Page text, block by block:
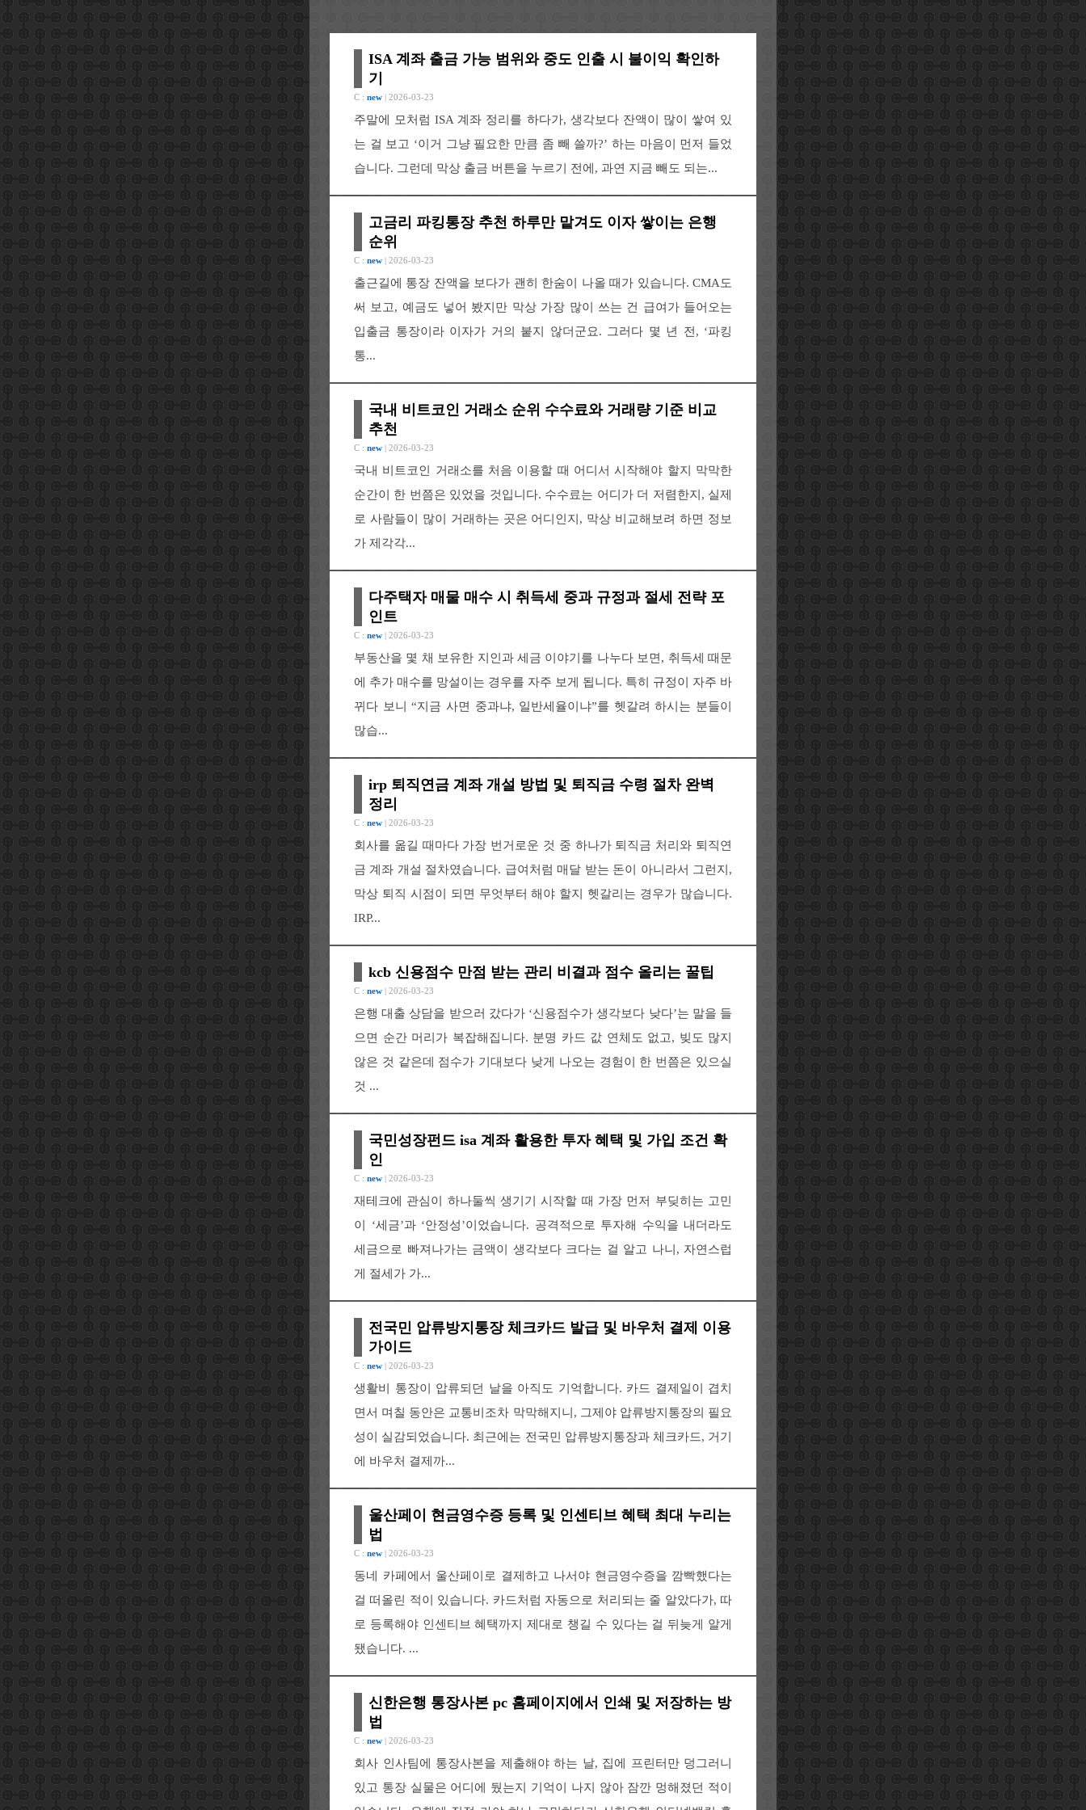
ISA 계좌 출금 가능 범위와 중도 인출 시 불이익 확인하
기
C : new | 2026-03-23
주말에 모처럼 ISA 계좌 정리를 하다가, 생각보다 잔액이 많이 쌓여 있
는 걸 보고 ‘이거 그냥 필요한 만큼 좀 빼 쓸까?’ 하는 마음이 먼저 들었
습니다. 그런데 막상 출금 버튼을 누르기 전에, 과연 지금 빼도 되는...
고금리 파킹통장 추천 하루만 맡겨도 이자 쌓이는 은행
순위
C : new | 2026-03-23
출근길에 통장 잔액을 보다가 괜히 한숨이 나올 때가 있습니다. CMA도
써 보고, 예금도 넣어 봤지만 막상 가장 많이 쓰는 건 급여가 들어오는
입출금 통장이라 이자가 거의 붙지 않더군요. 그러다 몇 년 전, ‘파킹
통...
국내 비트코인 거래소 순위 수수료와 거래량 기준 비교
추천
C : new | 2026-03-23
국내 비트코인 거래소를 처음 이용할 때 어디서 시작해야 할지 막막한
순간이 한 번쯤은 있었을 것입니다. 수수료는 어디가 더 저렴한지, 실제
로 사람들이 많이 거래하는 곳은 어디인지, 막상 비교해보려 하면 정보
가 제각각...
다주택자 매물 매수 시 취득세 중과 규정과 절세 전략 포
인트
C : new | 2026-03-23
부동산을 몇 채 보유한 지인과 세금 이야기를 나누다 보면, 취득세 때문
에 추가 매수를 망설이는 경우를 자주 보게 됩니다. 특히 규정이 자주 바
뀌다 보니 “지금 사면 중과냐, 일반세율이냐”를 헷갈려 하시는 분들이
많습...
irp 퇴직연금 계좌 개설 방법 및 퇴직금 수령 절차 완벽
정리
C : new | 2026-03-23
회사를 옮길 때마다 가장 번거로운 것 중 하나가 퇴직금 처리와 퇴직연
금 계좌 개설 절차였습니다. 급여처럼 매달 받는 돈이 아니라서 그런지,
막상 퇴직 시점이 되면 무엇부터 해야 할지 헷갈리는 경우가 많습니다.
IRP...
kcb 신용점수 만점 받는 관리 비결과 점수 올리는 꿀팁
C : new | 2026-03-23
은행 대출 상담을 받으러 갔다가 ‘신용점수가 생각보다 낮다’는 말을 들
으면 순간 머리가 복잡해집니다. 분명 카드 값 연체도 없고, 빚도 많지
않은 것 같은데 점수가 기대보다 낮게 나오는 경험이 한 번쯤은 있으실
것 ...
국민성장펀드 isa 계좌 활용한 투자 혜택 및 가입 조건 확
인
C : new | 2026-03-23
재테크에 관심이 하나둘씩 생기기 시작할 때 가장 먼저 부딪히는 고민
이 ‘세금’과 ‘안정성’이었습니다. 공격적으로 투자해 수익을 내더라도
세금으로 빠져나가는 금액이 생각보다 크다는 걸 알고 나니, 자연스럽
게 절세가 가...
전국민 압류방지통장 체크카드 발급 및 바우처 결제 이용
가이드
C : new | 2026-03-23
생활비 통장이 압류되던 날을 아직도 기억합니다. 카드 결제일이 겹치
면서 며칠 동안은 교통비조차 막막해지니, 그제야 압류방지통장의 필요
성이 실감되었습니다. 최근에는 전국민 압류방지통장과 체크카드, 거기
에 바우처 결제까...
울산페이 현금영수증 등록 및 인센티브 혜택 최대 누리는
법
C : new | 2026-03-23
동네 카페에서 울산페이로 결제하고 나서야 현금영수증을 깜빡했다는
걸 떠올린 적이 있습니다. 카드처럼 자동으로 처리되는 줄 알았다가, 따
로 등록해야 인센티브 혜택까지 제대로 챙길 수 있다는 걸 뒤늦게 알게
됐습니다. ...
신한은행 통장사본 pc 홈페이지에서 인쇄 및 저장하는 방
법
C : new | 2026-03-23
회사 인사팀에 통장사본을 제출해야 하는 날, 집에 프린터만 덩그러니
있고 통장 실물은 어디에 뒀는지 기억이 나지 않아 잠깐 멍해졌던 적이